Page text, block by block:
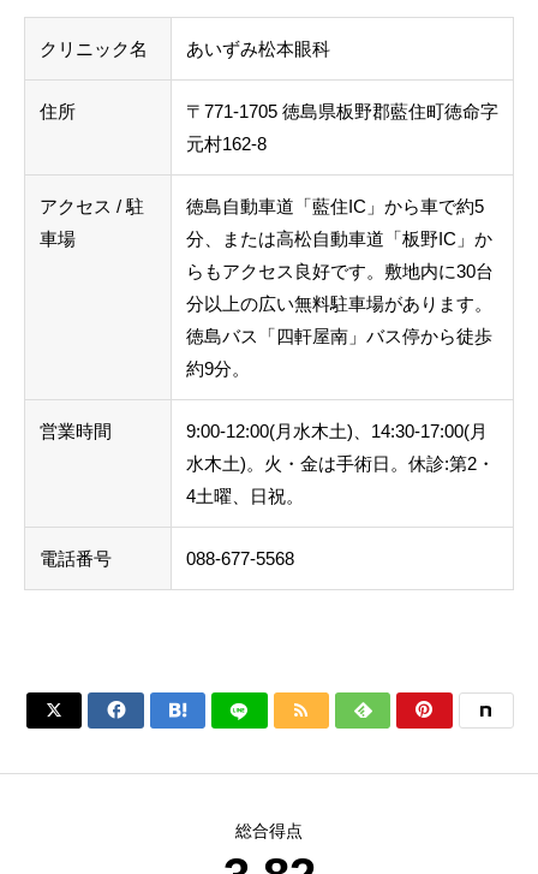
クリニック名 あいずみ松本眼科
住所
〒771-1705 徳島県板野郡藍住町徳命字
元村162-8
アクセス / 駐
車場
徳島自動車道「藍住IC」から車で約5
分、または高松自動車道「板野IC」か
らもアクセス良好です。敷地内に30台
分以上の広い無料駐車場があります。
徳島バス「四軒屋南」バス停から徒歩
約9分。
営業時間
9:00-12:00(月水木土)、14:30-17:00(月
水木土)。火・金は手術日。休診:第2・
4土曜、日祝。
電話番号 088-677-5568
     
総合得点